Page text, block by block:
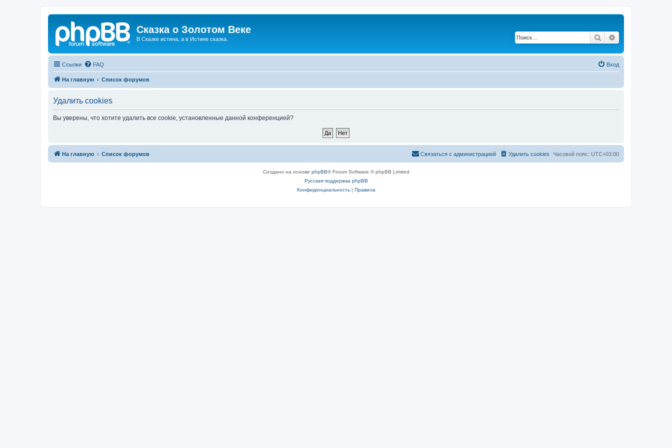
Сказка о Золотом Веке
В Сказке истина, а в Истине сказка. Поиск
Ссылки FAQ Вход
На главную Список форумов
Удалить cookies
Вы уверены, что хотите удалить все cookie, установленные данной конференцией?
На главную Список форумов Часовой пояс: UTC+03:00
Удалить cookies
Связаться с администрацией
Создано на основе phpBB® Forum Software © phpBB Limited
Русская поддержка phpBB
Конфиденциальность| Правила